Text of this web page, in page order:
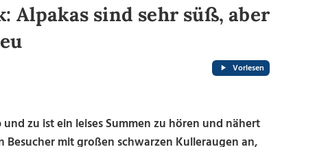
Alpakas sind sehr süß, aber
Vorlesen
und zu ist ein leises Summen zu hören und nähert
mit großen schwarzen Kulleraugen an,